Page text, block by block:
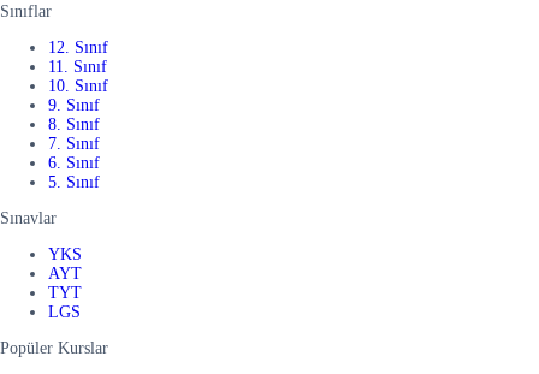
Sınıflar
12. Sınıf
11. Sınıf
10. Sınıf
9. Sınıf
8. Sınıf
7. Sınıf
6. Sınıf
5. Sınıf
Sınavlar
YKS
AYT
TYT
LGS
Popüler Kurslar